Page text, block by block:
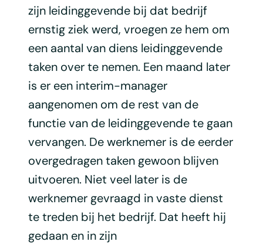
zijn leidinggevende bij dat bedrijf
ernstig ziek werd, vroegen ze hem om
een aantal van diens leidinggevende
taken over te nemen. Een maand later
is er een interim-manager
aangenomen om de rest van de
functie van de leidinggevende te gaan
vervangen. De werknemer is de eerder
overgedragen taken gewoon blijven
uitvoeren. Niet veel later is de
werknemer gevraagd in vaste dienst
te treden bij het bedrijf. Dat heeft hij
gedaan en in zijn